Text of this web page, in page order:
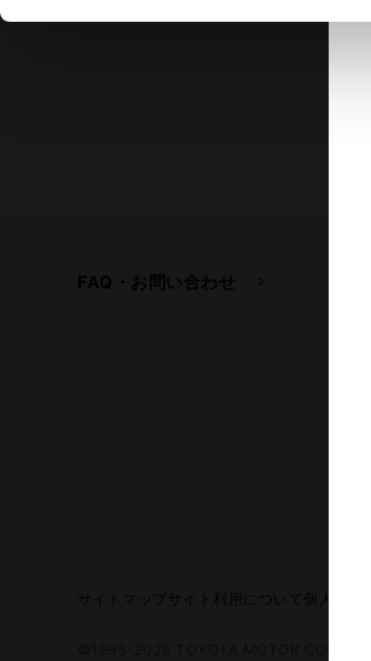
FAQ・お問い合わせ
サイト利用について 個人情報
©1995-2026 TOYOTA MOTOR